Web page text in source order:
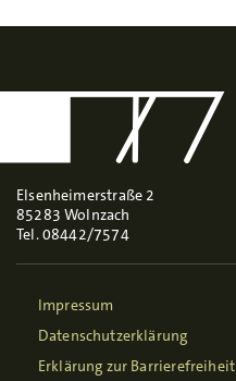
Elsenheimerstraße 2
85283 Wolnzach
Tel. 08442/7574
Impressum
Datenschutzerklärung
Erklärung zur Barrierefreiheit